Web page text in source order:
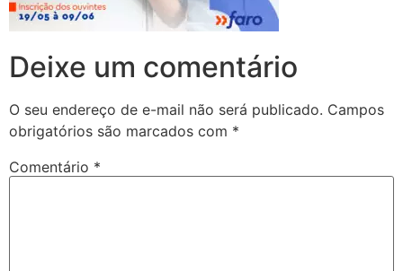
Deixe um comentário
O seu endereço de e-mail não será publicado. Campos
obrigatórios são marcados com *
Comentário *